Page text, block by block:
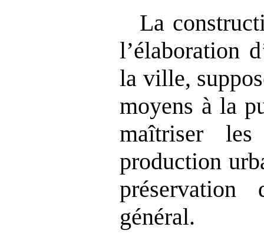
La
l’élaboration
la ville,
moyens à la
maîtriser
production
général.